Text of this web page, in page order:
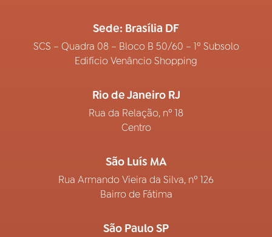
Sede: Brasília DF
SCS – Quadra 08 – Bloco B 50/60 – 1º Subsolo
Edifício Venâncio Shopping
Rio de Janeiro RJ
Rua da Relação, nº 18
Centro
São Luís MA
Rua Armando Vieira da Silva, nº 126
Bairro de Fátima
São Paulo SP